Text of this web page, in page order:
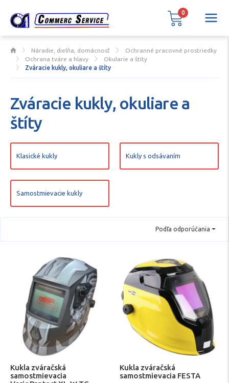
Náradie, dielňa, domácnosť
Ochranné pracovné prostriedky
Ochrana tváre a hlavy
Okularie a štíty
Zváracie kukly, okuliare a štíty
Zváracie kukly, okuliare a
štíty
Klasické kukly Kukly s odsávaním
Samostmievacie kukly
Podľa odporúčania
Kukla zváračská
samostmievacia
Kukla zváračská
samostmievacia FESTA
0